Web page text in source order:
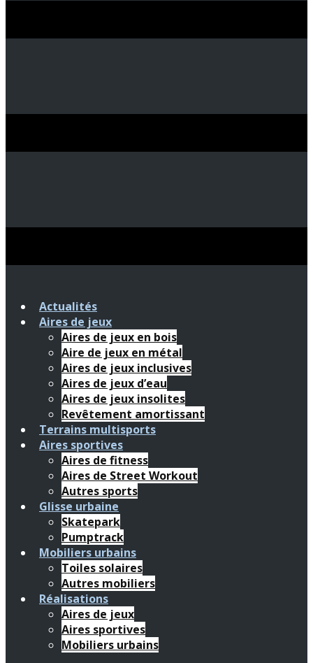
Actualités
Aires de jeux
Aires de jeux en bois
Aire de jeux en métal
Aires de jeux inclusives
Aires de jeux d’eau
Aires de jeux insolites
Revêtement amortissant
Terrains multisports
Aires sportives
Aires de fitness
Aires de Street Workout
Autres sports
Glisse urbaine
Skatepark
Pumptrack
Mobiliers urbains
Toiles solaires
Autres mobiliers
Réalisations
Aires de jeux
Aires sportives
Mobiliers urbains